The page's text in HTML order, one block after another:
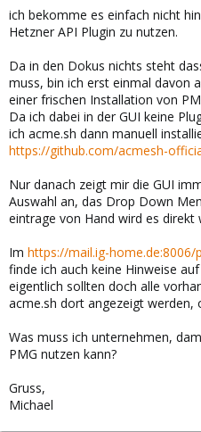
ich bekomme es einfach nicht
Hetzner API Plugin zu nutzen.
Da in den Dokus nichts steht
muss, bin ich erst einmal davon
einer frischen Installation von
Da ich dabei in der GUI keine
ich acme.sh dann manuell
https://github.com/acmesh-
Nur danach zeigt mir die GUI
Auswahl an, das Drop Down
eintrage von Hand wird es direkt
Im https://mail.ig-
finde ich auch keine Hinweise
eigentlich sollten doch alle
acme.sh dort angezeigt werden,
Was muss ich unternehmen,
PMG nutzen kann?
Gruss,
Michael